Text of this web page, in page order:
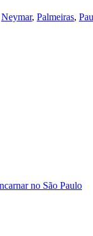
Neymar, Palmeiras,
no São Paulo